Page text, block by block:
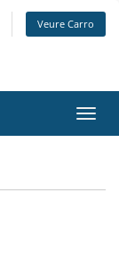
Veure Carro